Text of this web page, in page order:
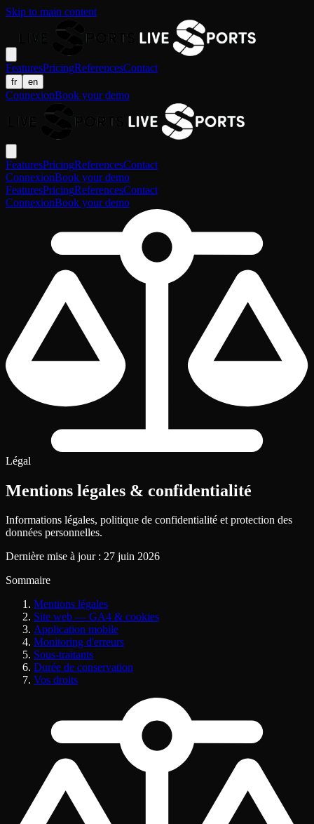
Skip to main content
FeaturesPricingReferencesContact
fr en
ConnexionBook your demo
FeaturesPricingReferencesContact
ConnexionBook your demo
FeaturesPricingReferencesContact
ConnexionBook your demo
Légal
Mentions légales & confidentialité
Informations légales, politique de confidentialité et protection des
données personnelles.
Dernière mise à jour : 27 juin 2026
Sommaire
Mentions légales
Site web — GA4 & cookies
Application mobile
Monitoring d'erreurs
Sous-traitants
Durée de conservation
Vos droits